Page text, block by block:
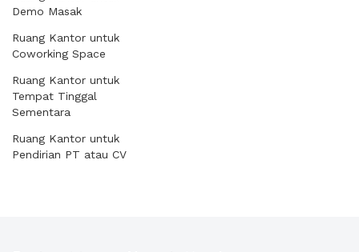
Demo Masak
Ruang Kantor untuk
Coworking Space
Ruang Kantor untuk
Tempat Tinggal
Sementara
Ruang Kantor untuk
Pendirian PT atau CV